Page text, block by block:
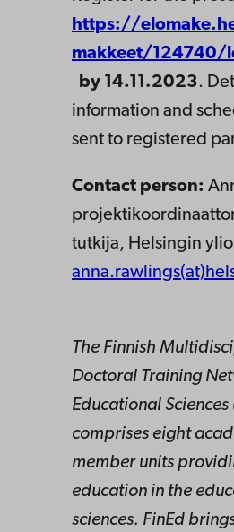
https://
makkeet/124740/
by 14.11.2023.
information and
sent to registered
Contact person:
tutkija, Helsingin
The Finnish
Doctoral Training
Educational Sciences
comprises eight
member units
education in the
sciences. FinEd